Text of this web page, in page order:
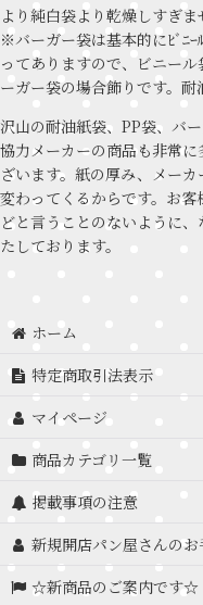
より純白袋より乾燥しすぎま
※バーガー袋は基本的にﾋﾞﾆ
ってありますので、ビニー
ーガー袋の場合飾りです。耐
沢山の耐油紙袋、PP袋、バ
協力メーカーの商品も非常
ざいます。紙の厚み、メー
変わってくるからです。お
どと言うことのないように
たしております。
ホーム
特定商取引法表示
マイページ
商品カテゴリ一覧
掲載事項の注意
新規開店パン屋さんのお
☆新商品のご案内です☆